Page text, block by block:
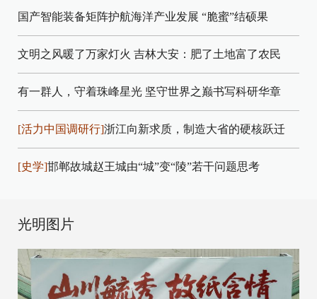
国产智能装备矩阵护航海洋产业发展 “脆蜜”结硕果
文明之风暖了万家灯火 吉林大安：肥了土地富了农民
有一群人，守着珠峰星光 坚守世界之巅书写科研华章
[活力中国调研行]浙江向新求质，制造大省的硬核跃迁
[史学]邯郸故城赵王城由“城”变“陵”若干问题思考
光明图片